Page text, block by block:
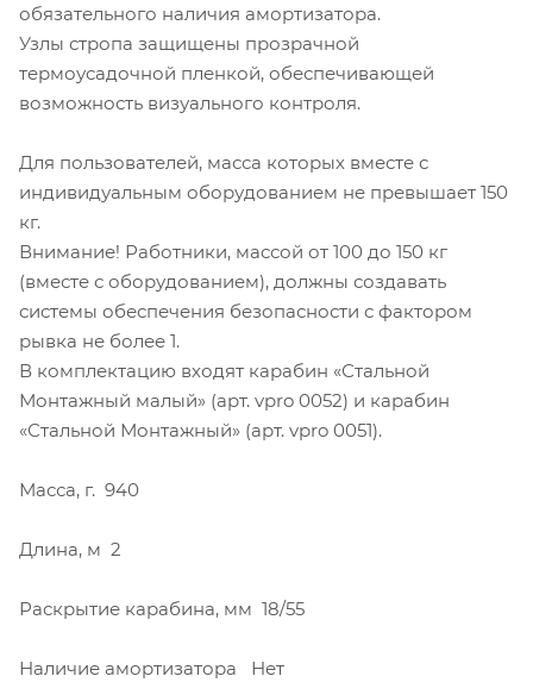
обязательного наличия амортизатора.
Узлы стропа защищены прозрачной
термоусадочной пленкой, обеспечивающей
возможность визуального контроля.
Для пользователей, масса которых вместе с
индивидуальным оборудованием не превышает 150
кг.
Внимание! Работники, массой от 100 до 150 кг
(вместе с оборудованием), должны создавать
системы обеспечения безопасности с фактором
рывка не более 1.
В комплектацию входят карабин «Стальной
Монтажный малый» (арт. vpro 0052) и карабин
«Стальной Монтажный» (арт. vpro 0051).
Масса, г. 940
Длина, м 2
Раскрытие карабина, мм 18/55
Наличие амортизатора Нет